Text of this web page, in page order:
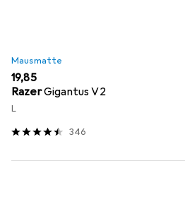
Mausmatte
EUR
19,85
RazerGigantus V2
L
346